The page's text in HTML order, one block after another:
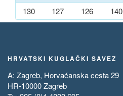
130 127 126 140
HRVATSKI KUGLAČKI SAVEZ
A: Zagreb, Horvaćanska cesta 29
HR-10000 Zagreb